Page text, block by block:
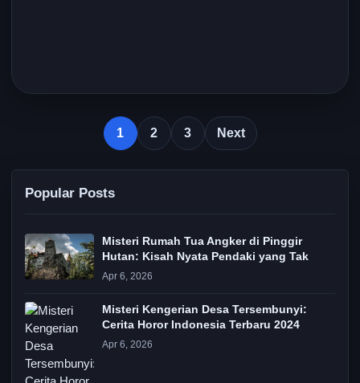
1 2 3 Next
Popular Posts
Misteri Rumah Tua Angker di Pinggir
Hutan: Kisah Nyata Pendaki yang Tak
Apr 6, 2026
Misteri Kengerian Desa Tersembunyi:
Cerita Horor Indonesia Terbaru 2024
Apr 6, 2026